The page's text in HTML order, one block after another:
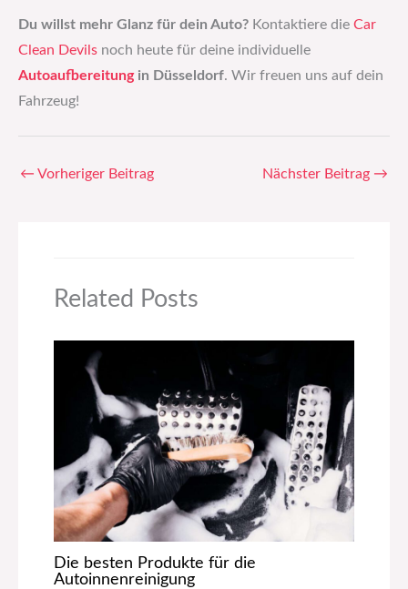
Du willst mehr Glanz für dein Auto? Kontaktiere die Car
Clean Devils noch heute für deine individuelle
Autoaufbereitungin Düsseldorf. Wir freuen uns auf dein
Fahrzeug!
← Vorheriger Beitrag Nächster Beitrag →
Related Posts
Die besten Produkte für die
Autoinnenreinigung